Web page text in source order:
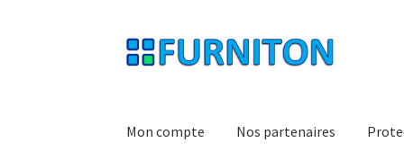
Aller
à
Aller
au
Mon compte Nos partenaires